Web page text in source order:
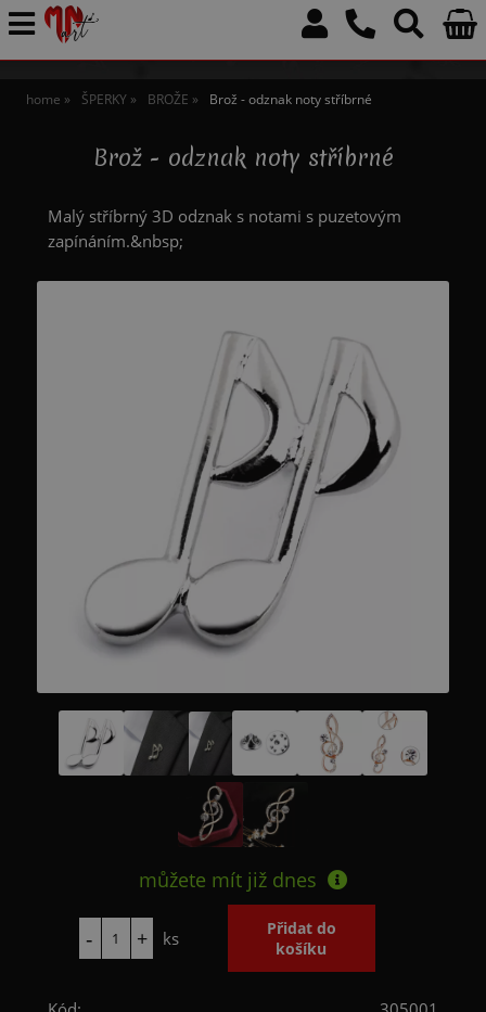
home ŠPERKY BROŽE Brož - odznak noty stříbrné
Brož - odznak noty stříbrné
Malý stříbrný 3D odznak s notami s puzetovým
zapínáním.&nbsp;
můžete mít již dnes
ks